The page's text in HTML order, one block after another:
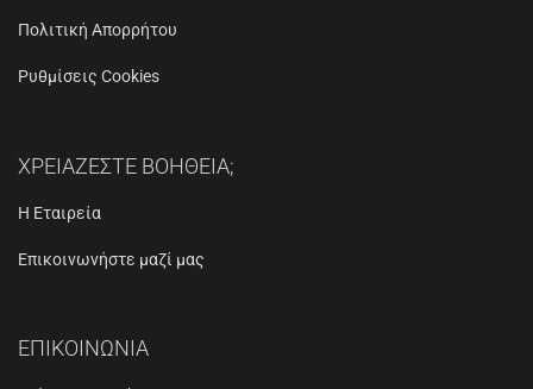
Πολιτική Απορρήτου
Ρυθμίσεις Cookies
ΧΡΕΙΑΖΕΣΤΕ ΒΟΗΘΕΙΑ;
Η Εταιρεία
Επικοινωνήστε μαζί μας
ΕΠΙΚΟΙΝΩΝΙΑ